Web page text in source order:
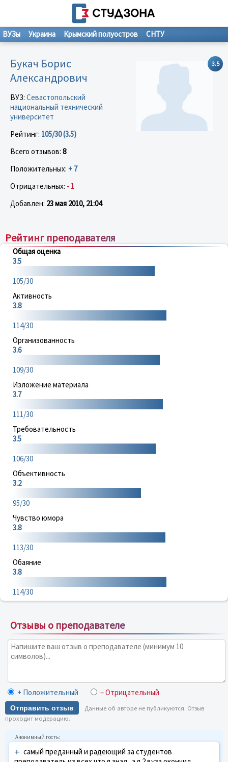
ВУЗы Украина Крымский полуостров СНТУ
3.5
Букач Борис
Александрович
ВУЗ: Севастопольский
национальный технический
университет
Рейтинг: 105/30 (3.5)
Всего отзывов: 8
Положительных: + 7
Отрицательных: - 1
Добавлен: 23 мая 2010, 21:04
Рейтинг преподавателя
Общая оценка
3.5
105/30
Активность
3.8
114/30
Организованность
3.6
109/30
Изложение материала
3.7
111/30
Требовательность
3.5
106/30
Объективность
3.2
95/30
Чувство юмора
3.8
113/30
Обаяние
3.8
114/30
Отзывы о преподавателе
+ Положительный – Отрицательный
Отправить отзыв
Данные об авторе не публикуются. Отзыв
проходит модерацию.
+ самый преданный и радеющий за студентов